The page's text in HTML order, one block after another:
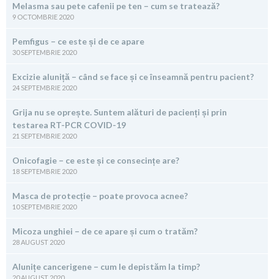
Melasma sau pete cafenii pe ten – cum se tratează?
9 OCTOMBRIE 2020
Pemfigus – ce este și de ce apare
30 SEPTEMBRIE 2020
Excizie aluniță – când se face și ce înseamnă pentru pacient?
24 SEPTEMBRIE 2020
Grija nu se oprește. Suntem alături de pacienți și prin
testarea RT-PCR COVID-19
21 SEPTEMBRIE 2020
Onicofagie – ce este și ce consecințe are?
18 SEPTEMBRIE 2020
Masca de protecție – poate provoca acnee?
10 SEPTEMBRIE 2020
Micoza unghiei – de ce apare și cum o tratăm?
28 AUGUST 2020
Alunițe cancerigene – cum le depistăm la timp?